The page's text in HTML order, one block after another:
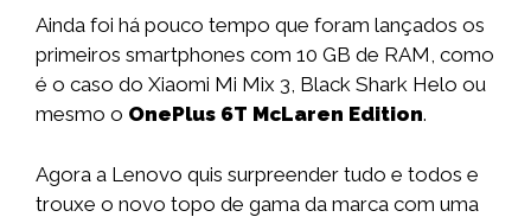
Ainda foi há pouco tempo que foram lançados os
primeiros smartphones com 10 GB de RAM, como
é o caso do Xiaomi Mi Mix 3, Black Shark Helo ou
mesmo o OnePlus 6T McLaren Edition.
Agora a Lenovo quis surpreender tudo e todos e
trouxe o novo topo de gama da marca com uma